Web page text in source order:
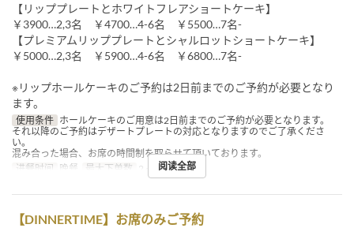
【リッププレートとホワイトフレアショートケーキ】
￥3900…2,3名 ￥4700…4-6名 ￥5500…7名-
【プレミアムリッププレートとシャルロットショートケーキ】
￥5000…2,3名 ￥5900…4-6名 ￥6800…7名-
※リップホールケーキのご予約は2日前までのご予約が必要となり
ます。
使用条件 ホールケーキのご用意は2日前までのご予約が必要となります。
それ以降のご予約はデザートプレートの対応となりますのでご了承くださ
い。
混み合った場合、お席の時間制を取らせて頂いております。
进餐时间 晚餐 最大下单数 2 ~ 8 阅读全部
【DINNERTIME】お席のみご予約